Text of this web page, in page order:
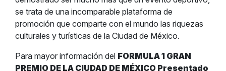
se trata de una incomparable plataforma de
promoción que comparte con el mundo las riquezas
culturales y turísticas de la Ciudad de México.
Para mayor información del FORMULA 1 GRAN
PREMIO DE LA CIUDAD DE MÉXICO Presentado